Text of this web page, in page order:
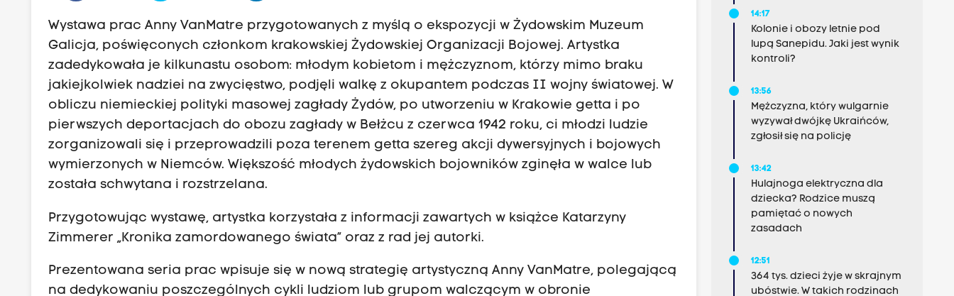
Wystawa prac Anny VanMatre przygotowanych z myślą o ekspozycji w Żydowskim Muzeum
Galicja, poświęconych członkom krakowskiej Żydowskiej Organizacji Bojowej. Artystka
zadedykowała je kilkunastu osobom: młodym kobietom i mężczyznom, którzy mimo braku
jakiejkolwiek nadziei na zwycięstwo, podjęli walkę z okupantem podczas II wojny światowej. W
obliczu niemieckiej polityki masowej zagłady Żydów, po utworzeniu w Krakowie getta i po
pierwszych deportacjach do obozu zagłady w Bełżcu z czerwca 1942 roku, ci młodzi ludzie
zorganizowali się i przeprowadzili poza terenem getta szereg akcji dywersyjnych i bojowych
wymierzonych w Niemców. Większość młodych żydowskich bojowników zginęła w walce lub
została schwytana i rozstrzelana.
Przygotowując wystawę, artystka korzystała z informacji zawartych w książce Katarzyny
Zimmerer „Kronika zamordowanego świata” oraz z rad jej autorki.
Prezentowana seria prac wpisuje się w nową strategię artystyczną Anny VanMatre, polegającą
na dedykowaniu poszczególnych cykli ludziom lub grupom walczącym w obronie
14:17
Kolonie i obozy letnie pod
lupą Sanepidu. Jaki jest wynik
kontroli?
13:56
Mężczyzna, który wulgarnie
wyzywał dwójkę Ukraińców,
zgłosił się na policję
13:42
Hulajnoga elektryczna dla
dziecka? Rodzice muszą
pamiętać o nowych
zasadach
12:51
364 tys. dzieci żyje w skrajnym
ubóstwie. W takich rodzinach